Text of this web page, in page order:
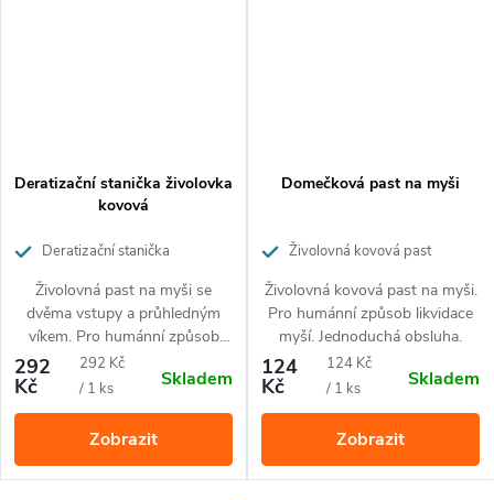
Návod k použití
živolovných pastí.
Balení
1 ks samostatně
Deratizační stanička živolovka
kovová
Deratizační stanička
živolovka
Živolovná past na myši se
dvěma vstupy a průhledným
víkem. Pro humánní způsob
likvidace myší. Jednoduchá
obsluha.
292
Kč
Měrná
cena:
292 Kč
/ 1 ks
Skladem
Zobrazit
Domečková past na myši
Živolovná kovová past
Živolovná kovová past na myši.
Pro humánní způsob likvidace
myší. Jednoduchá obsluha.
124
Kč
Měrná
cena:
124 Kč
/ 1 ks
Skladem
Zobrazit